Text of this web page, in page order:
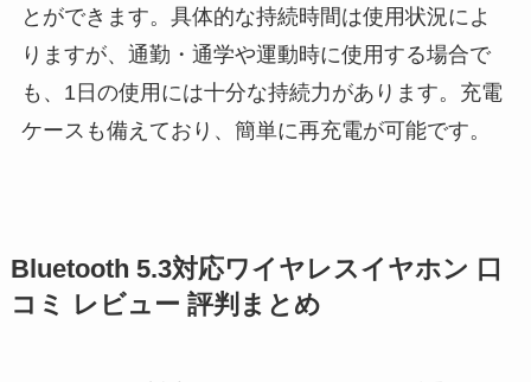
とができます。具体的な持続時間は使用状況によ
りますが、通勤・通学や運動時に使用する場合で
も、1日の使用には十分な持続力があります。充電
ケースも備えており、簡単に再充電が可能です。
Bluetooth 5.3対応ワイヤレスイヤホン 口
コミ レビュー 評判まとめ